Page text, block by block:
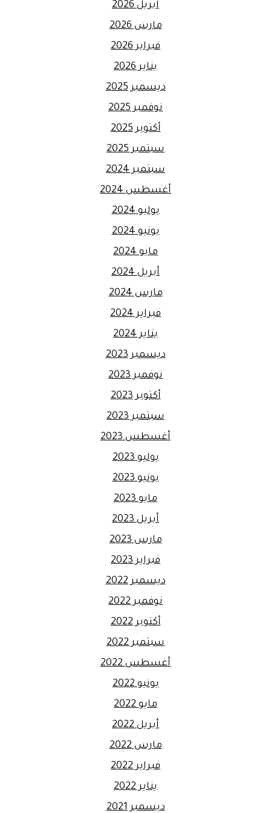
أبريل 2026
مارس 2026
فبراير 2026
يناير 2026
ديسمبر 2025
نوفمبر 2025
أكتوبر 2025
سبتمبر 2025
سبتمبر 2024
أغسطس 2024
يوليو 2024
يونيو 2024
مايو 2024
أبريل 2024
مارس 2024
فبراير 2024
يناير 2024
ديسمبر 2023
نوفمبر 2023
أكتوبر 2023
سبتمبر 2023
أغسطس 2023
يوليو 2023
يونيو 2023
مايو 2023
أبريل 2023
مارس 2023
فبراير 2023
ديسمبر 2022
نوفمبر 2022
أكتوبر 2022
سبتمبر 2022
أغسطس 2022
يونيو 2022
مايو 2022
أبريل 2022
مارس 2022
فبراير 2022
يناير 2022
ديسمبر 2021